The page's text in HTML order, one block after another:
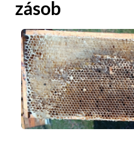
zásob